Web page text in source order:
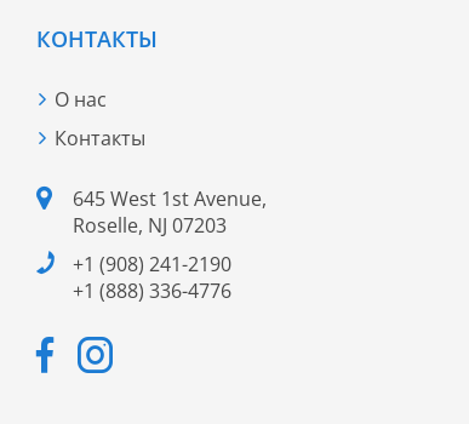
КОНТАКТЫ
О нас
Контакты
645 West 1st Avenue,
Roselle, NJ 07203
+1 (908) 241-2190
+1 (888) 336-4776